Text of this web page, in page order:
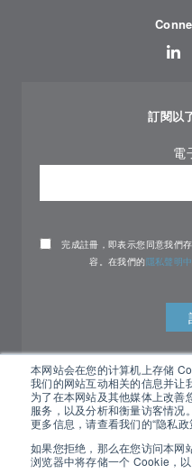
本网站会在您的计算机上存储
我们的网站互动相关的信息并让
为了在本网站及其他媒体上改善
服务，以及分析和衡量访客情
更多信息，请查看我们的“隐私政
如果您拒绝，那么在您访问本网
浏览器中将存储一个 Cookie，
訂閱以
電
完成註冊，即表示您同意我們
容。在我們的隱私聲明中
All rights